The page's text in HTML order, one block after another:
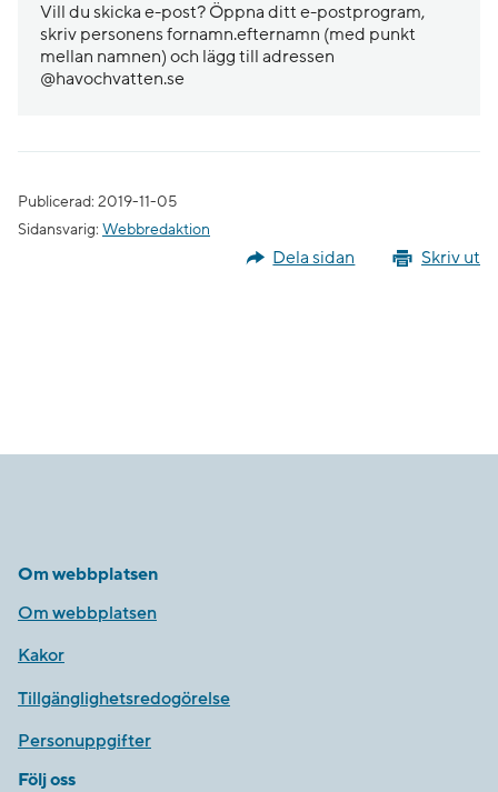
Vill du skicka e-post? Öppna ditt e-postprogram,
skriv personens fornamn.efternamn (med punkt
mellan namnen) och lägg till adressen
@havochvatten.se
Publicerad: 2019-11-05
Sidansvarig: Webbredaktion
Skriv ut
Dela sidan
Om webbplatsen
Om webbplatsen
Kakor
Tillgänglighetsredogörelse
Personuppgifter
Följ oss